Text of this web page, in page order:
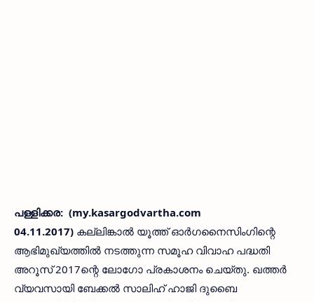
പള്ളിക്കര: (my.kasargodvartha.com
04.11.2017) കല്ലിങ്കാല്‍ യൂത്ത് ഓര്‍ഗനൈസിംഗിന്റെ
ആഭിമുഖ്യത്തില്‍ നടത്തുന്ന സമൂഹ വിവാഹ പദ്ധതി
അറൂസ് 2017ന്റെ ലോഗോ പ്രകാശനം ചെയ്തു. ഖത്തര്‍
വ്യവസായി ബേക്കല്‍ സാലിഹ് ഹാജി ദുബൈ